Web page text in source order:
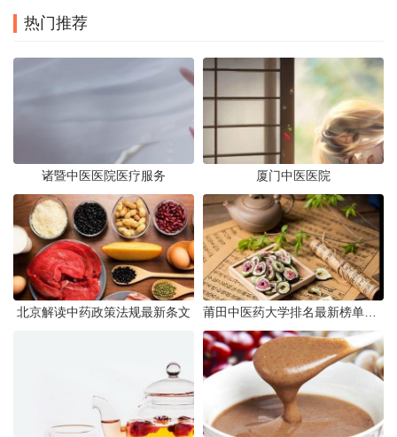
热门推荐
诸暨中医医院医疗服务 厦门中医医院
北京解读中药政策法规最新条文